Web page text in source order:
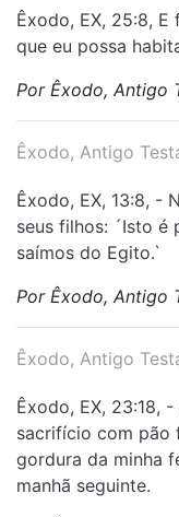
Êxodo, EX, 25:8,
que eu possa
Por Êxodo, Antigo
Êxodo, Antigo
Êxodo, EX, 13:8, -
seus filhos: ´Isto é
saímos do Egito.`
Por Êxodo, Antigo
Êxodo, Antigo
Êxodo, EX, 23:18,
sacrifício com pão
gordura da minha
manhã seguinte.